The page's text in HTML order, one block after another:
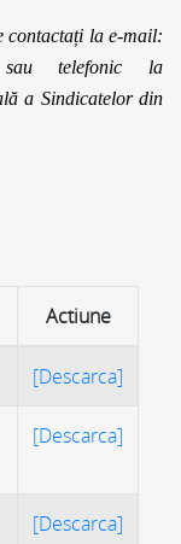
contactați la e-mail:
sau telefonic la
a Sindicatelor din
Actiune
[Descarca]
[Descarca]
[Descarca]